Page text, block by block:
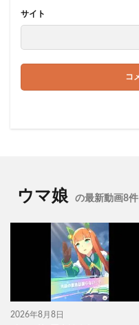
サイト
ウマ娘 の最新動画8件
2026年8月8日